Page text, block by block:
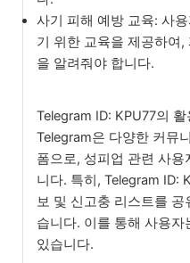
사기 피해 예방 교육: 사
기 위한 교육을 제공하여
을 알려줘야 합니다.
Telegram ID: KPU77의 활
Telegram은 다양한 커뮤
폼으로, 성피업 관련 사
니다. 특히, Telegram ID:
보 및 신고충 리스트를
습니다. 이를 통해 사용
있습니다.